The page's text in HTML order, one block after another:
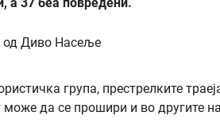
група, престрелките
да се прошири и во другите